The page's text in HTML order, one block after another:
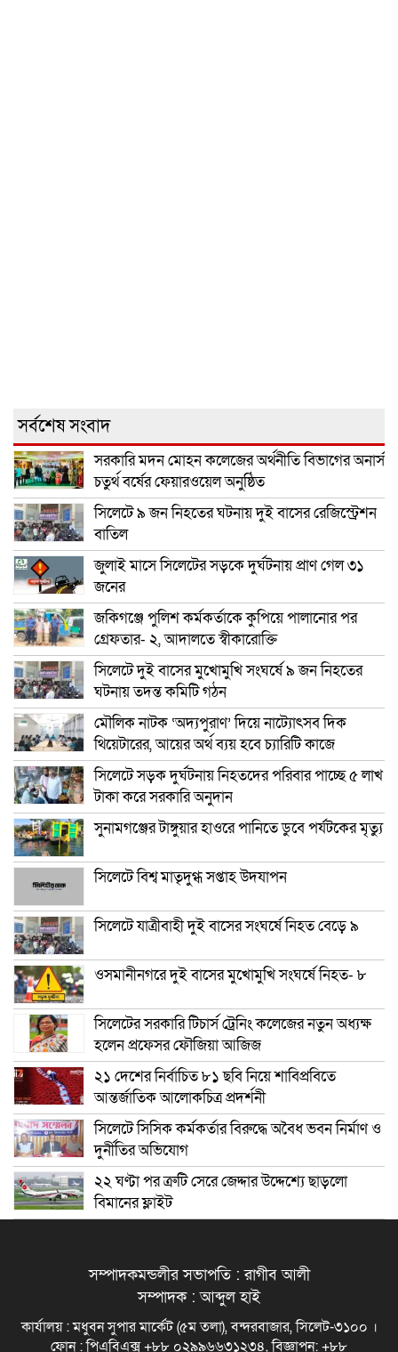
সর্বশেষ সংবাদ
সরকারি মদন মোহন কলেজের অর্থনীতি বিভাগের অনার্স
চতুর্থ বর্ষের ফেয়ারওয়েল অনুষ্ঠিত
সিলেটে ৯ জন নিহতের ঘটনায় দুই বাসের রেজিস্ট্রেশন
বাতিল
জুলাই মাসে সিলেটের সড়কে দুর্ঘটনায় প্রাণ গেল ৩১
জনের
জকিগঞ্জে পুলিশ কর্মকর্তাকে কুপিয়ে পালানোর পর
গ্রেফতার- ২, আদালতে স্বীকারোক্তি
সিলেটে দুই বাসের মুখোমুখি সংঘর্ষে ৯ জন নিহতের
ঘটনায় তদন্ত কমিটি গঠন
মৌলিক নাটক ‘অদ্যপুরাণ’ দিয়ে নাট্যোৎসব দিক
থিয়েটারের, আয়ের অর্থ ব্যয় হবে চ্যারিটি কাজে
সিলেটে সড়ক দুর্ঘটনায় নিহতদের পরিবার পাচ্ছে ৫ লাখ
টাকা করে সরকারি অনুদান
সুনামগঞ্জের টাঙ্গুয়ার হাওরে পানিতে ডুবে পর্যটকের মৃত্যু
সিলেটে বিশ্ব মাতৃদুগ্ধ সপ্তাহ উদযাপন
সিলেটে যাত্রীবাহী দুই বাসের সংঘর্ষে নিহত বেড়ে ৯
ওসমানীনগরে দুই বাসের মুখোমুখি সংঘর্ষে নিহত- ৮
সিলেটের সরকারি টিচার্স ট্রেনিং কলেজের নতুন অধ্যক্ষ
হলেন প্রফেসর ফৌজিয়া আজিজ
২১ দেশের নির্বাচিত ৮১ ছবি নিয়ে শাবিপ্রবিতে
আন্তর্জাতিক আলোকচিত্র প্রদর্শনী
সিলেটে সিসিক কর্মকর্তার বিরুদ্ধে অবৈধ ভবন নির্মাণ ও
দুর্নীতির অভিযোগ
২২ ঘণ্টা পর ত্রুটি সেরে জেদ্দার উদ্দেশ্যে ছাড়লো
বিমানের ফ্লাইট
সম্পাদকমন্ডলীর সভাপতি : রাগীব আলী
সম্পাদক : আব্দুল হাই
কার্যালয় : মধুবন সুপার মার্কেট (৫ম তলা), বন্দরবাজার, সিলেট-৩১০০ ।
ফোন : পিএবিএক্স +৮৮ ০২৯৯৬৬৩১২৩৪, বিজ্ঞাপন: +৮৮